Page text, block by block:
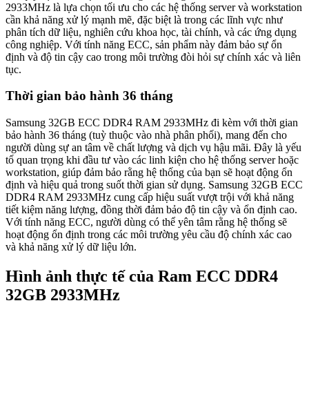
2933MHz là lựa chọn tối ưu cho các hệ thống server và workstation
cần khả năng xử lý mạnh mẽ, đặc biệt là trong các lĩnh vực như
phân tích dữ liệu, nghiên cứu khoa học, tài chính, và các ứng dụng
công nghiệp. Với tính năng ECC, sản phẩm này đảm bảo sự ổn
định và độ tin cậy cao trong môi trường đòi hỏi sự chính xác và liên
tục.
Thời gian bảo hành 36 tháng
Samsung 32GB ECC DDR4 RAM 2933MHz đi kèm với thời gian
bảo hành 36 tháng (tuỳ thuộc vào nhà phân phối), mang đến cho
người dùng sự an tâm về chất lượng và dịch vụ hậu mãi. Đây là yếu
tố quan trọng khi đầu tư vào các linh kiện cho hệ thống server hoặc
workstation, giúp đảm bảo rằng hệ thống của bạn sẽ hoạt động ổn
định và hiệu quả trong suốt thời gian sử dụng. Samsung 32GB ECC
DDR4 RAM 2933MHz cung cấp hiệu suất vượt trội với khả năng
tiết kiệm năng lượng, đồng thời đảm bảo độ tin cậy và ổn định cao.
Với tính năng ECC, người dùng có thể yên tâm rằng hệ thống sẽ
hoạt động ổn định trong các môi trường yêu cầu độ chính xác cao
và khả năng xử lý dữ liệu lớn.
Hình ảnh thực tế của Ram ECC DDR4
32GB 2933MHz